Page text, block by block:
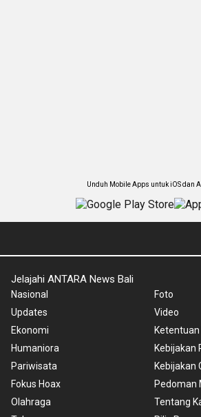
Unduh Mobile Apps untuk iOS dan
Jelajahi ANTARA News Bali
Nasional
Updates
Ekonomi
Humaniora
Pariwisata
Fokus Hoax
Olahraga
Foto
Video
Kebijakan
Kebijakan
Pedoman
Tentang